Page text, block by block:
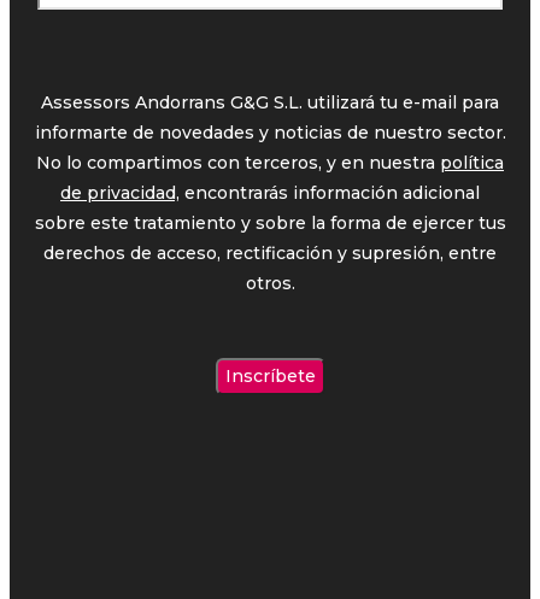
Assessors Andorrans G&G S.L. utilizará tu e-mail para
informarte de novedades y noticias de nuestro sector.
No lo compartimos con terceros, y en nuestra política
de privacidad, encontrarás información adicional
sobre este tratamiento y sobre la forma de ejercer tus
derechos de acceso, rectificación y supresión, entre
otros.